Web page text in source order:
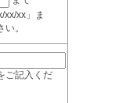
xx」ま
。
ご記入くだ